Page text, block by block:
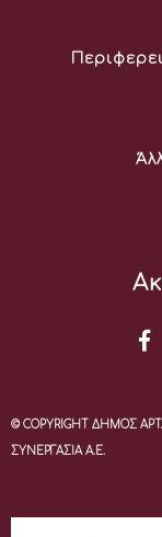
© COPYRIGHT ΔΗΜΟΣ
ΣΥΝΕΡΓΑΣΙΑ Α.Ε.